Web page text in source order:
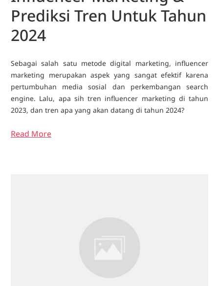
Prediksi Tren Untuk Tahun
2024
Sebagai salah satu metode digital marketing, influencer
marketing merupakan aspek yang sangat efektif karena
pertumbuhan media sosial dan perkembangan search
engine. Lalu, apa sih tren influencer marketing di tahun
2023, dan tren apa yang akan datang di tahun 2024?
Read More